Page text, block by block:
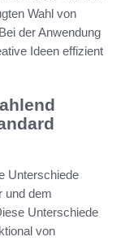
Wahl von
der Anwendung
Ideen effizient
Unterschiede
und dem
Unterschiede
von